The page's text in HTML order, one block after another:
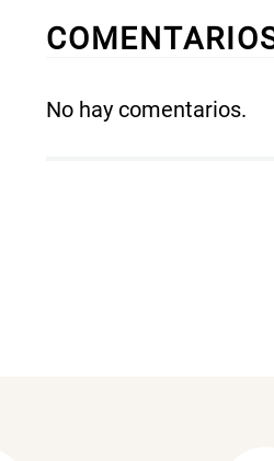
No hay comentarios.